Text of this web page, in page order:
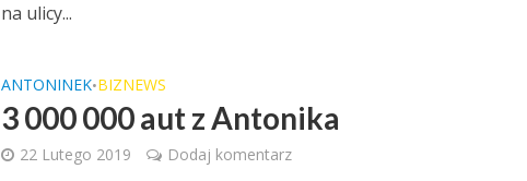
na ulicy...
ANTONINEK•BIZNEWS
3 000 000 aut z Antonika
22 Lutego 2019 Dodaj komentarz